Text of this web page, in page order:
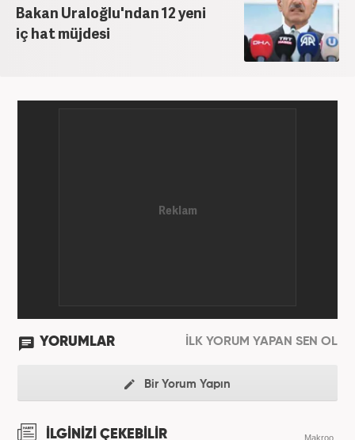
Bakan Uraloğlu'ndan 12 yeni
iç hat müjdesi
YORUMLAR İLK YORUM YAPAN SEN OL
Bir Yorum Yapın
İLGİNİZİ ÇEKEBİLİR Makroo